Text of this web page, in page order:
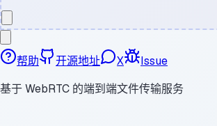
帮助 开源地址 X
Issue
基于 WebRTC 的端到端文件传输服务